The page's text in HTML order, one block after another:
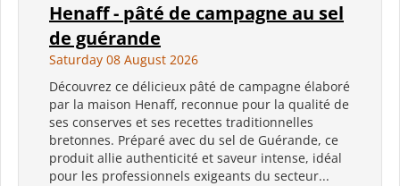
Henaff - pâté de campagne au sel
de guérande
Saturday 08 August 2026
Découvrez ce délicieux pâté de campagne élaboré
par la maison Henaff, reconnue pour la qualité de
ses conserves et ses recettes traditionnelles
bretonnes. Préparé avec du sel de Guérande, ce
produit allie authenticité et saveur intense, idéal
pour les professionnels exigeants du secteur...